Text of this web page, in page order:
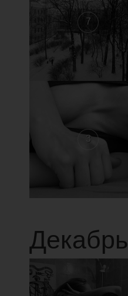
7
3
Декабрь